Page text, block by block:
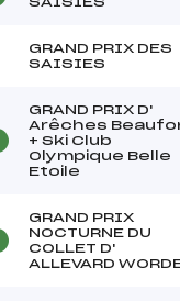
GRAND PRIX DES
SAISIES
GRAND PRIX D'
Arêches
+ Ski Club
Olympique Belle
Etoile
GRAND PRIX
NOCTURNE DU
COLLET D'
ALLEVARD